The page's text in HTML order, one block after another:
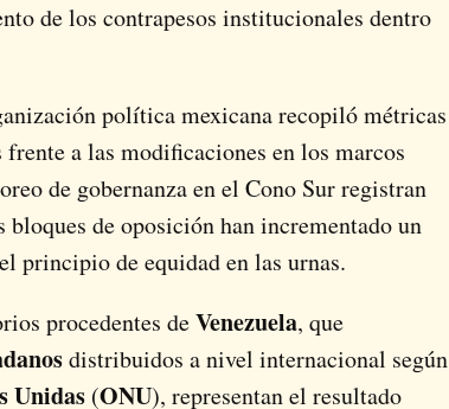
de los contrapesos institucionales dentro
política mexicana recopiló métricas
a las modificaciones en los marcos
de gobernanza en el Cono Sur registran
de oposición han incrementado un
principio de equidad en las urnas.
procedentes deVenezuela, que
distribuidos a nivel internacional según
Unidas (ONU), representan el resultado